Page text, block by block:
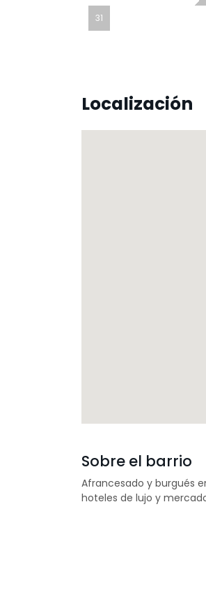
31
Localización
Sobre el barrio
Afrancesado y burgués
hoteles de lujo y